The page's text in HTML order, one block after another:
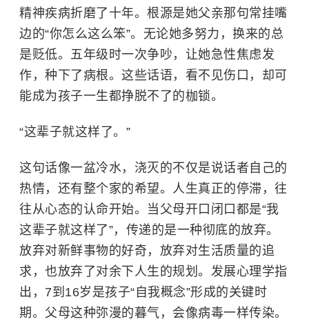
精神疾病折磨了十年。根源是她父亲那句常挂嘴
边的“你怎么这么笨”。无论她多努力，换来的总
是贬低。五年级时一次争吵，让她急性焦虑发
作，种下了病根。这些话语，看不见伤口，却可
能成为孩子一生都挣脱不了的枷锁。
“这辈子就这样了。”
这句话像一盆冷水，浇灭的不仅是说话者自己的
热情，还有整个家的希望。人生真正的停滞，往
往从心态的认命开始。当父母开口闭口都是“我
这辈子就这样了”，传递的是一种彻底的放弃。
放弃对新鲜事物的好奇，放弃对生活质量的追
求，也放弃了对余下人生的规划。发展心理学指
出，7到16岁是孩子“自我概念”形成的关键时
期。父母这种弥漫的暮气，会像病毒一样传染。